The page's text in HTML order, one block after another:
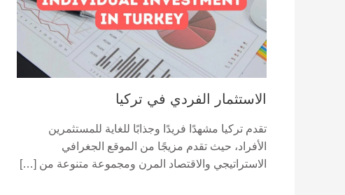
الاستثمار الفردي في تركيا
تقدم تركيا مشهدًا فريدًا وجذابًا للغاية للمستثمرين
الأفراد، حيث تقدم مزيجًا من الموقع الجغرافي
الاستراتيجي والاقتصاد المرن ومجموعة متنوعة من […]